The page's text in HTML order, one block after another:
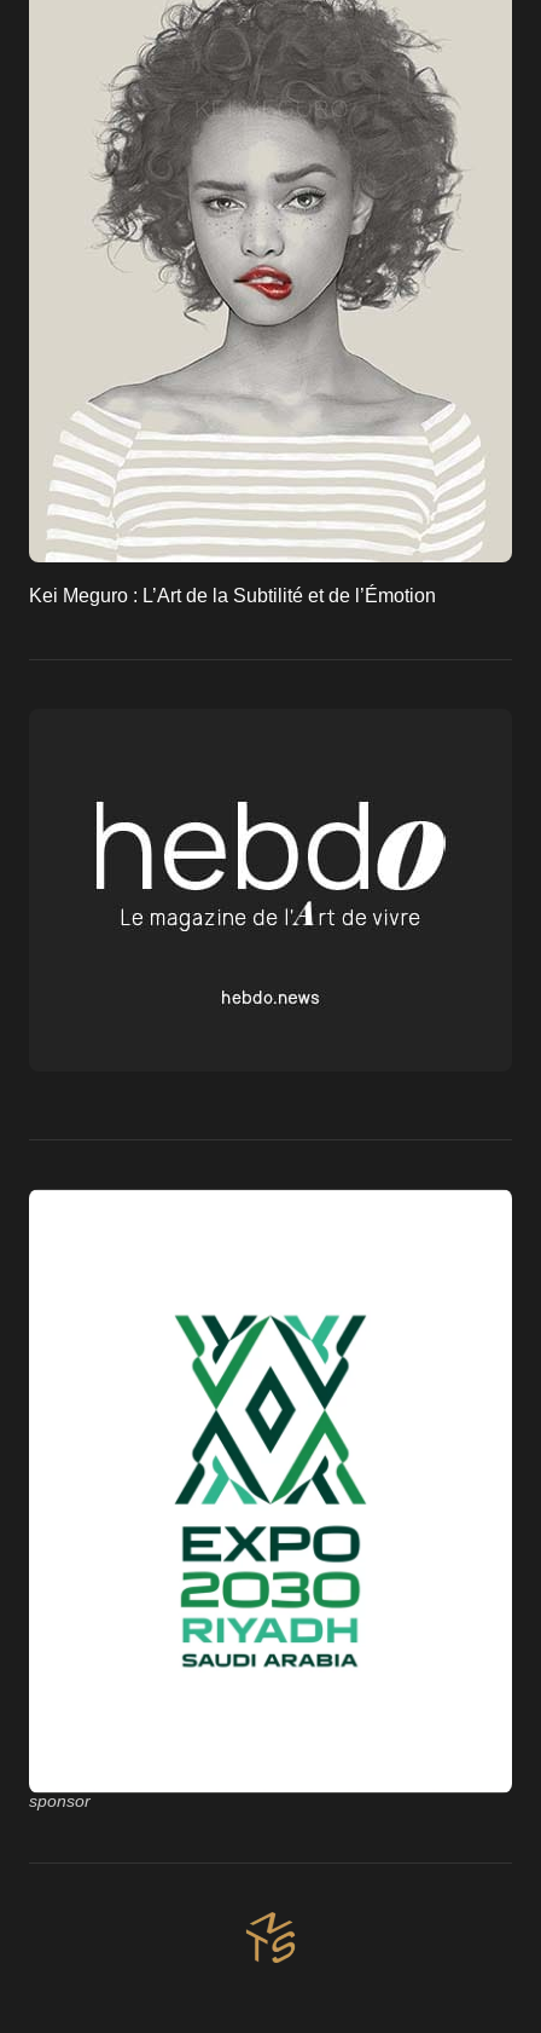
Kei Meguro : L’Art de la Subtilité et de l’Émotion
sponsor